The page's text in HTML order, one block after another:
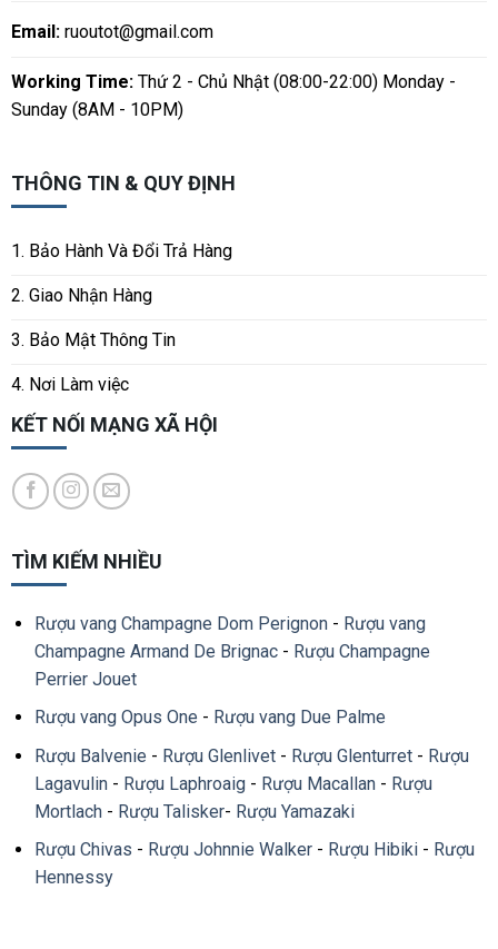
Email: ruoutot@gmail.com
Working Time:Thứ 2 - Chủ Nhật (08:00-22:00) Monday -
Sunday (8AM - 10PM)
THÔNG TIN & QUY ĐỊNH
1. Bảo Hành Và Đổi Trả Hàng
2. Giao Nhận Hàng
3. Bảo Mật Thông Tin
4. Nơi Làm việc
KẾT NỐI MẠNG XÃ HỘI
TÌM KIẾM NHIỀU
Rượu vang Champagne Dom Perignon- Rượu vang
Champagne Armand De Brignac- Rượu Champagne
Perrier Jouet
Rượu vang Opus One - Rượu vang Due Palme
Rượu Balvenie - Rượu Glenlivet- Rượu Glenturret- Rượu
Lagavulin- Rượu Laphroaig- Rượu Macallan- Rượu
Mortlach- Rượu Talisker- Rượu Yamazaki
Rượu Chivas - Rượu Johnnie Walker- Rượu Hibiki- Rượu
Hennessy